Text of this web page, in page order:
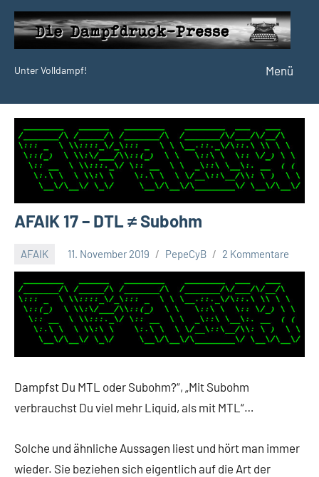
Zum
Inhalt
springen
Dampfdruck-
Presse
Unter Volldampf! Menü
AFAIK 17 – DTL ≠ Subohm
AFAIK 11. November 2019 PepeCyB 2 Kommentare
Dampfst Du MTL oder Subohm?“, „Mit Subohm
verbrauchst Du viel mehr Liquid, als mit MTL“…
Solche und ähnliche Aussagen liest und hört man immer
wieder. Sie beziehen sich eigentlich auf die Art der